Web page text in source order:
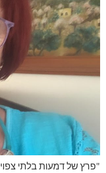
"פרץ של דמעות בלתי